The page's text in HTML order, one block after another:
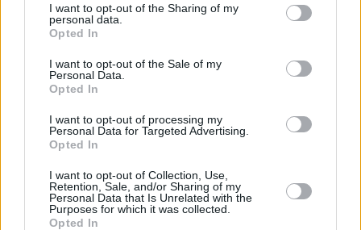
I want to opt-out of the Sharing of my
personal data.
Opted In
I want to opt-out of the Sale of my
Personal Data.
Opted In
I want to opt-out of processing my
Personal Data for Targeted Advertising.
Opted In
I want to opt-out of Collection, Use,
Retention, Sale, and/or Sharing of my
Personal Data that Is Unrelated with the
Purposes for which it was collected.
Opted In